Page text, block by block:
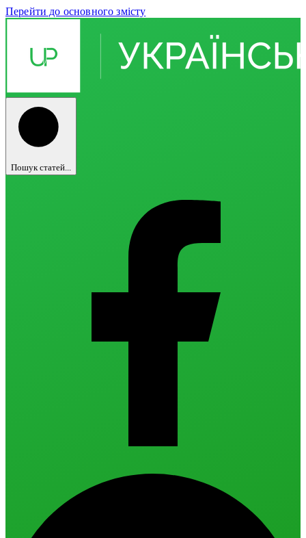
Перейти до основного змісту
Пошук статей...